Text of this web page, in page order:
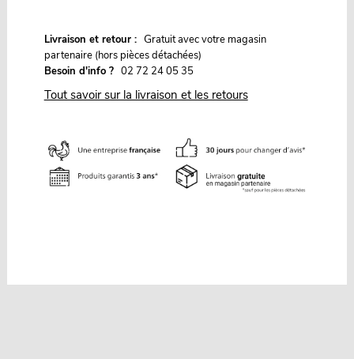
Livraison et retour : Gratuit avec votre magasin
partenaire (hors pièces détachées)
Besoin d'info ? 02 72 24 05 35
Tout savoir sur la livraison et les retours